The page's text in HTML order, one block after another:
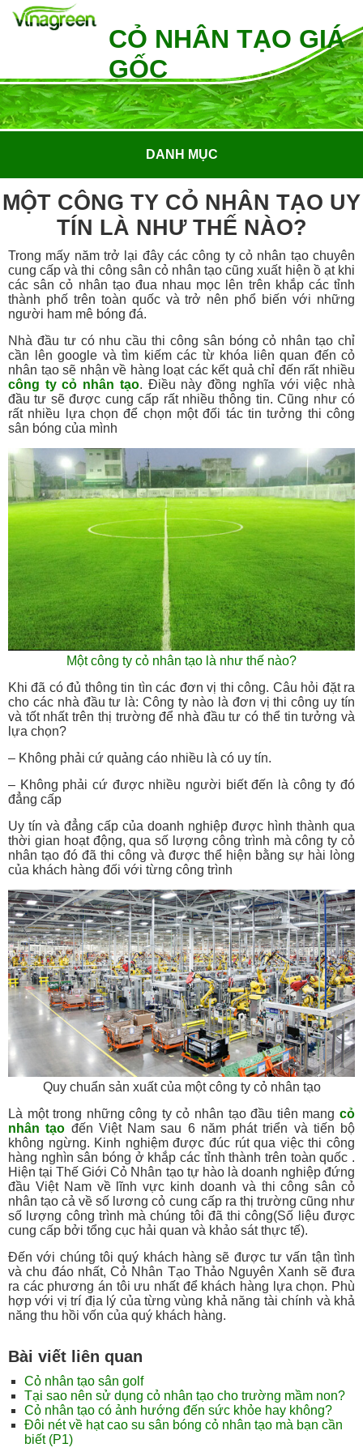
CỎ NHÂN TẠO GIÁ
GỐC
DANH MỤC
MỘT CÔNG TY CỎ NHÂN TẠO UY
TÍN LÀ NHƯ THẾ NÀO?
Trong mấy năm trở lại đây các công ty cỏ nhân tạo chuyên
cung cấp và thi công sân cỏ nhân tạo cũng xuất hiện ồ ạt khi
các sân cỏ nhân tạo đua nhau mọc lên trên khắp các tỉnh
thành phố trên toàn quốc và trở nên phổ biến với những
người ham mê bóng đá.
Nhà đầu tư có nhu cầu thi công sân bóng cỏ nhân tạo chỉ
cần lên google và tìm kiếm các từ khóa liên quan đến cỏ
nhân tạo sẽ nhận về hàng loạt các kết quả chỉ đến rất nhiều
công ty cỏ nhân tạo. Điều này đồng nghĩa với việc nhà
đầu tư sẽ được cung cấp rất nhiều thông tin. Cũng như có
rất nhiều lựa chọn để chọn một đối tác tin tưởng thi công
sân bóng của mình
Một công ty cỏ nhân tạo là như thế nào?
Khi đã có đủ thông tin tìn các đơn vị thi công. Câu hỏi đặt ra
cho các nhà đầu tư là: Công ty nào là đơn vị thi công uy tín
và tốt nhất trên thị trường để nhà đầu tư có thể tin tưởng và
lựa chọn?
– Không phải cứ quảng cáo nhiều là có uy tín.
– Không phải cứ được nhiều người biết đến là công ty đó
đẳng cấp
Uy tín và đẳng cấp của doanh nghiệp được hình thành qua
thời gian hoạt động, qua số lượng công trình mà công ty cỏ
nhân tạo đó đã thi công và được thể hiện bằng sự hài lòng
của khách hàng đối với từng công trình
Quy chuẩn sản xuất của một công ty cỏ nhân tạo
Là một trong những công ty cỏ nhân tạo đầu tiên mang cỏ
nhân tạo đến Việt Nam sau 6 năm phát triển và tiến bộ
không ngừng. Kinh nghiệm được đúc rút qua việc thi công
hàng nghìn sân bóng ở khắp các tỉnh thành trên toàn quốc .
Hiện tại Thế Giới Cỏ Nhân tạo tự hào là doanh nghiệp đứng
đầu Việt Nam về lĩnh vực kinh doanh và thi công sân cỏ
nhân tạo cả về số lương cỏ cung cấp ra thị trường cũng như
số lượng công trình mà chúng tôi đã thi công(Số liệu được
cung cấp bởi tổng cục hải quan và khảo sát thực tế).
Đến với chúng tôi quý khách hàng sẽ được tư vấn tận tình
và chu đáo nhất, Cỏ Nhân Tạo Thảo Nguyên Xanh sẽ đưa
ra các phương án tôi ưu nhất để khách hàng lựa chọn. Phù
hợp với vị trí địa lý của từng vùng khả năng tài chính và khả
năng thu hồi vốn của quý khách hàng.
Bài viết liên quan
Cỏ nhân tạo sân golf
Tại sao nên sử dụng cỏ nhân tạo cho trường mầm non?
Cỏ nhân tạo có ảnh hướng đến sức khỏe hay không?
Đôi nét về hạt cao su sân bóng cỏ nhân tạo mà bạn cần
biết (P1)